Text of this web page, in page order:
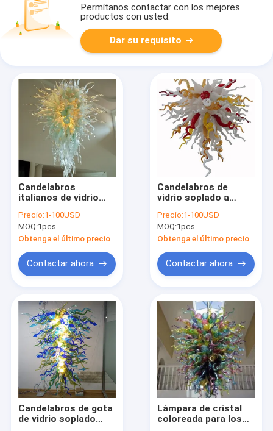
Permítanos contactar con los mejores
productos con usted.
Dar su requisito
Candelabros
italianos de vidrio
de proyecto infoor
home (WH-GB-10)
Precio:1-100USD
MOQ:1pcs
Obtenga el último precio
Contactar ahora
Candelabros de
vidrio soplado a
chihuly, lámparas
colgantes (WH-GB-
09)
Precio:1-100USD
MOQ:1pcs
Obtenga el último precio
Contactar ahora
Candelabros de gota
de vidrio soplado
Lámpara de cristal
coloreada para los